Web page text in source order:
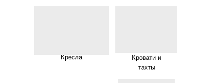
Кровати и
тахты
Кресла